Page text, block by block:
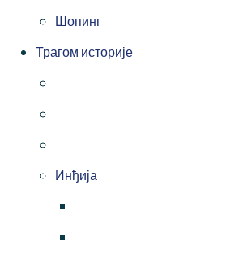
Шопинг
Трагом историје
Инђија